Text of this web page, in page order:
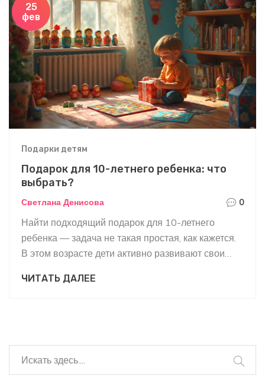
25
фев
Подарки детям
Подарок для 10-летнего ребенка: что
выбрать?
Светлана Денисова 0
Найти подходящий подарок для 10-летнего
ребенка — задача не такая простая, как кажется.
В этом возрасте дети активно развивают свои
развитию и развлекать. В статье рассмотрены
правильный и радующий выбор.
ЧИТАТЬ ДАЛЕЕ